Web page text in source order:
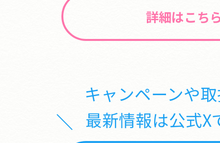
詳細はこち
キャンペーンや
最新情報は公式X